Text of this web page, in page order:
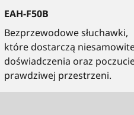
EAH-F50B
Bezprzewodowe słuchawki,
które dostarczą
doświadczenia oraz
prawdziwej przestrzeni.